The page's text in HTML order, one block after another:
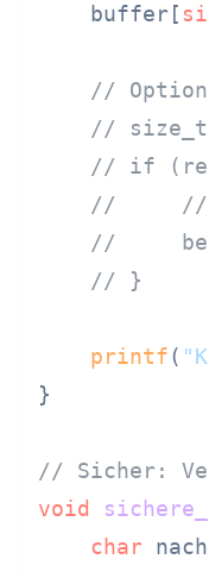
    buffer[
// Option
//
// if
//     //
//
// }
printf(
}
// Sicher:
void
char